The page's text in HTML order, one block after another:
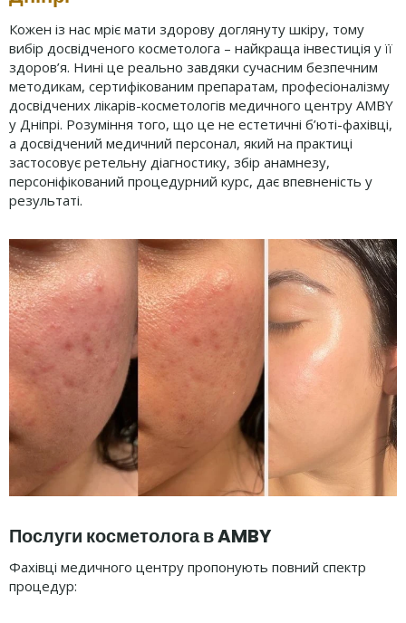
Кожен із нас мріє мати здорову доглянуту шкіру, тому
вибір досвідченого косметолога – найкраща інвестиція у її
здоров’я. Нині це реально завдяки сучасним безпечним
методикам, сертифікованим препаратам, професіоналізму
досвідчених лікарів-косметологів медичного центру AMBY
у Дніпрі. Розуміння того, що це не естетичні б’юті-фахівці,
а досвідчений медичний персонал, який на практиці
застосовує ретельну діагностику, збір анамнезу,
персоніфікований процедурний курс, дає впевненість у
результаті.
Послуги косметолога в AMBY
Фахівці медичного центру пропонують повний спектр
процедур: